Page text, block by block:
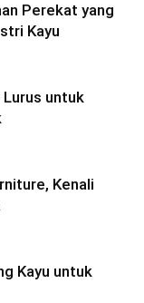
Perekat yang
Kayu
Lurus untuk
Kenali
Kayu untuk